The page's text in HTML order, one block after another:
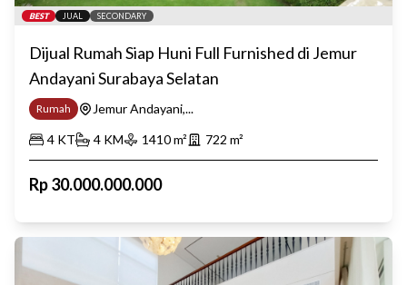
BEST JUAL SECONDARY
Dijual Rumah Siap Huni Full Furnished di Jemur
Andayani Surabaya Selatan
Rumah
Jemur Andayani,...
4 KT 4 KM 1410m² 722 m²
Rp30.000.000.000